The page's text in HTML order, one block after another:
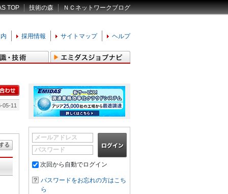
TOP 技術の森 ＮＣネットワークブログ
採用情報 サイトマップ ヘルプ
05-11
メールアドレス
パスワード
次回から自動でログイン
パスワードをお忘れの方はこち
ら